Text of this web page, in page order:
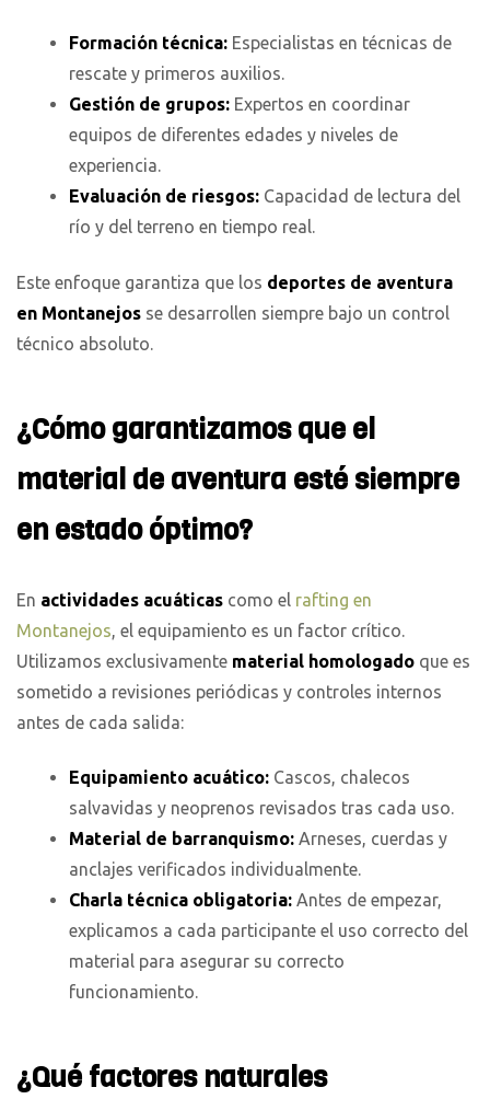
Formación técnica: Especialistas en técnicas de
rescate y primeros auxilios.
Gestión de grupos: Expertos en coordinar
equipos de diferentes edades y niveles de
experiencia.
Evaluación de riesgos: Capacidad de lectura del
río y del terreno en tiempo real.
Este enfoque garantiza que los deportes de aventura
en Montanejos se desarrollen siempre bajo un control
técnico absoluto.
¿Cómo garantizamos que el
material de aventura esté siempre
en estado óptimo?
En actividades acuáticas como el rafting en
Montanejos, el equipamiento es un factor crítico.
Utilizamos exclusivamente material homologado que es
sometido a revisiones periódicas y controles internos
antes de cada salida:
Equipamiento acuático: Cascos, chalecos
salvavidas y neoprenos revisados tras cada uso.
Material de barranquismo: Arneses, cuerdas y
anclajes verificados individualmente.
Charla técnica obligatoria: Antes de empezar,
explicamos a cada participante el uso correcto del
material para asegurar su correcto
funcionamiento.
¿Qué factores naturales